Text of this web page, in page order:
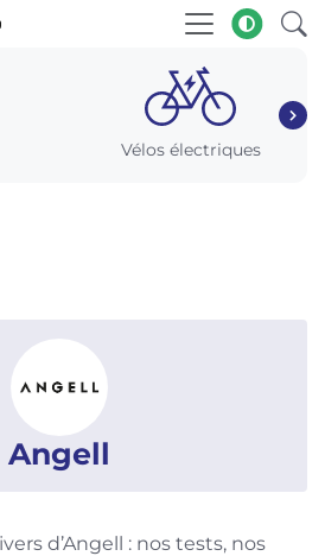
Vélos électriques
Angell
d’Angell : nos tests, nos